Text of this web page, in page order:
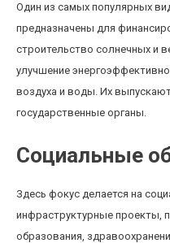
Один из самых популярных
предназначены для
строительство солнечных и
улучшение
воздуха и воды. Их
государственные органы.
Социальные
Здесь фокус делается на
инфраструктурные проекты,
образования,